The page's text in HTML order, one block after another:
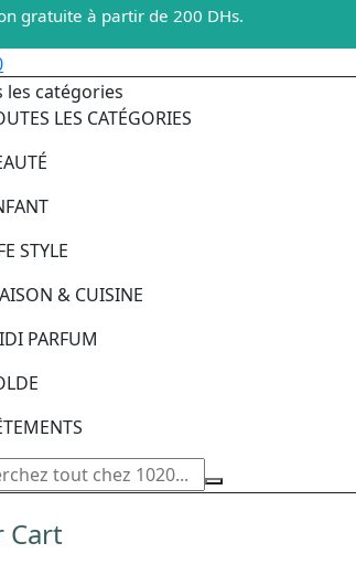
gratuite à partir de 200 DHs.
les catégories
LES CATÉGORIES
STYLE
& CUISINE
PARFUM
Cart